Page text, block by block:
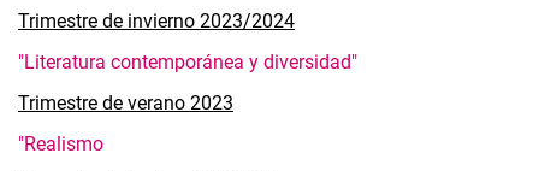
Trimestre de invierno 2023/2024
"Literatura contemporánea y diversidad"
Trimestre de verano 2023
"Realismo